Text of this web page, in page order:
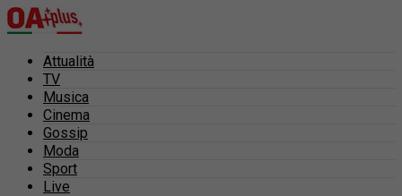
Attualità
TV
Musica
Cinema
Gossip
Moda
Sport
Live